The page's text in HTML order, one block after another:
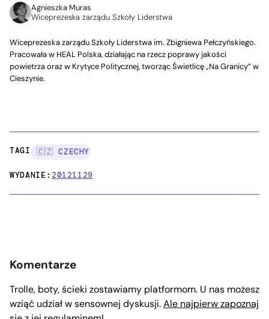
Agnieszka Muras
Wiceprezeska zarządu Szkoły Liderstwa
Wiceprezeska zarządu Szkoły Liderstwa im. Zbigniewa Pełczyńskiego.
Pracowała w HEAL Polska, działając na rzecz poprawy jakości
powietrza oraz w Krytyce Politycznej, tworząc Świetlicę „Na Granicy” w
Cieszynie.
TAGI: 🇨🇿 CZECHY
WYDANIE:20121129
Komentarze
Trolle, boty, ścieki zostawiamy platformom. U nas możesz
wziąć udział w sensownej dyskusji.Ale najpierw zapoznaj